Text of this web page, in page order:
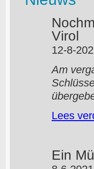
Virol
12-8-
Am
Lees
Ein